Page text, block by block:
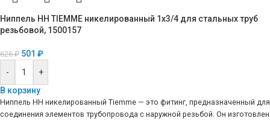
Ниппель HH TIEMME никелированный 1х3/4 для стальных труб
резьбовой, 1500157
626₽ 501 ₽
-
+
В корзину
Ниппель HH никелированный Tiemme — это фитинг, предназначенный для
соединения элементов трубопровода с наружной резьбой. Он изготовлен